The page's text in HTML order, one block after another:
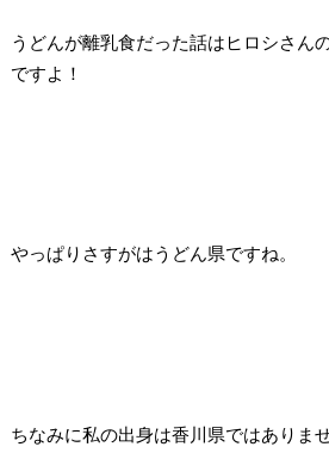
うどんが離乳食だった話はヒロシさん
ですよ！
やっぱりさすがはうどん県ですね。
ちなみに私の出身は香川県ではありま